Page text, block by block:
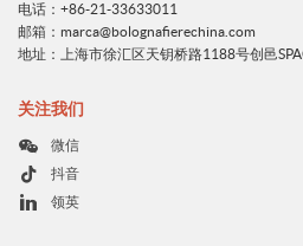
电话：+86-21-33633011
邮箱：marca@bolognafierechina.com
地址：上海市徐汇区天钥桥路1188号创邑
关注我们
微信
抖音
领英